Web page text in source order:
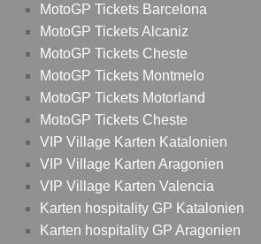
MotoGP Tickets Barcelona
MotoGP Tickets Alcaniz
MotoGP Tickets Cheste
MotoGP Tickets Montmelo
MotoGP Tickets Motorland
MotoGP Tickets Cheste
VIP Village Karten Katalonien
VIP Village Karten Aragonien
VIP Village Karten Valencia
Karten hospitality GP Katalonien
Karten hospitality GP Aragonien